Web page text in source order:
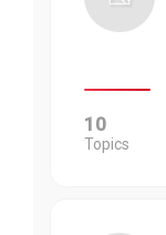
10
Topics